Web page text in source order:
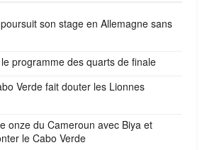
son stage en Allemagne sans
programme des quarts de finale
Verde fait douter les Lionnes
onze du Cameroun avec Biya et
le Cabo Verde